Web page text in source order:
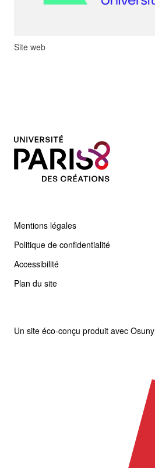
Site web
Mentions légales
Politique de confidentialité
Accessibilité
Plan du site
Un site éco-conçu produit avec Osuny